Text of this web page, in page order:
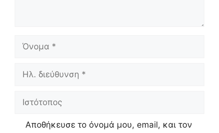
Όνομα
Ηλ.
Ιστότοπος
Αποθήκευσε το όνομά μου, email, και τον